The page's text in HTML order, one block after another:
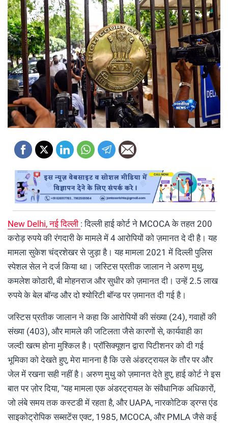
New Delhi, नई दिल्ली : दिल्ली हाई कोर्ट ने MCOCA के तहत 200
करोड़ रुपये की रंगदारी के मामले में 4 आरोपियों को ज़मानत दे दी है। यह
मामला सुकेश चंद्रशेखर से जुड़ा है। यह मामला 2021 में दिल्ली पुलिस
स्पेशल सेल ने दर्ज किया था। जस्टिस प्रतीक जालान ने अरुण मुथु,
कमलेश कोठारी, बी मोहनराज और सुधीर को ज़मानत दी। उन्हें 2.5 लाख
रुपये के बेल बॉन्ड और दो श्योरिटी बॉन्ड पर ज़मानत दी गई है।
जस्टिस प्रतीक जालान ने कहा कि आरोपियों की संख्या (24), गवाहों की
संख्या (403), और मामले की जटिलता जैसे कारणों से, कार्यवाही का
जल्दी खत्म होना मुश्किल है। प्रॉसिक्यूशन द्वारा पिटीशनर को दी गई
भूमिका को देखते हुए, मेरा मानना ​​है कि उसे अंडरट्रायल के तौर पर और
जेल में रखना सही नहीं है। अरुण मुथु को ज़मानत देते हुए, हाई कोर्ट ने इस
बात पर ज़ोर दिया, "यह मामला एक अंडरट्रायल के संवैधानिक अधिकारों,
जो लंबे समय तक कस्टडी में रहता है, और UAPA, नारकोटिक ड्रग्स एंड
साइकोट्रोपिक सब्सटेंस एक्ट, 1985, MCOCA, और PMLA जैसे कई